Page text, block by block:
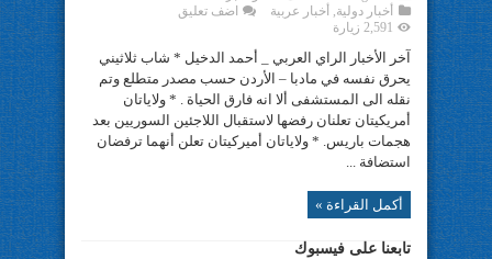
أخبار دولية, أخبار عربية
اضف تعليق
2,591 زيارة
آخر الأخبار الراي العربي _ أحمد الدخيل * شاب ثلاثيني
يحرق نفسه في مادبا – الأردن حسب مصدر متطلع وتم
نقله الى المستشفى أﻻ انه فارق الحياة . * ولاياتان
أمريكيتان تعلنان رفضها لاستقبال اللاجئين السوريين بعد
هجمات باريس. * ولاياتان أميركيتان تعلن أنهما ترفضان
استضافة ...
أكمل القراءة »
تابعنا على فيسبوك